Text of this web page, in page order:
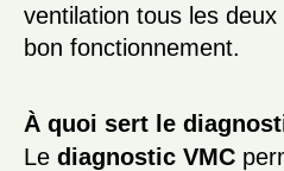
ventilation tous les
bon fonctionnement.
À quoi sert le
Le diagnostic VMC